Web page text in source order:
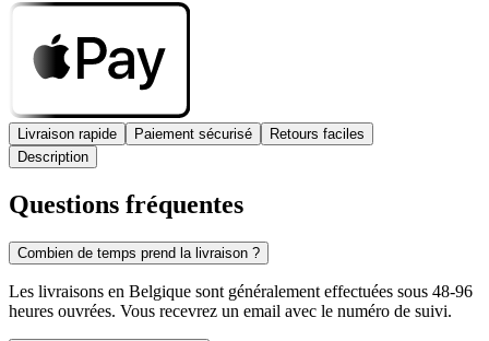
Livraison rapide Paiement sécurisé
Retours faciles
Description
Questions fréquentes
Combien de temps prend la livraison ?
Les livraisons en Belgique sont généralement effectuées sous 48-96
heures ouvrées. Vous recevrez un email avec le numéro de suivi.